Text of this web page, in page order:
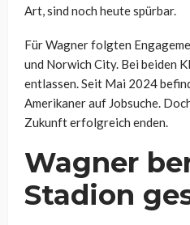
Art, sind noch heute spürbar.
Für Wagner folgten
und Norwich City. Bei beiden
entlassen. Seit Mai 2024
Amerikaner auf Jobsuche.
Zukunft erfolgreich enden.
Wagner
Stadion